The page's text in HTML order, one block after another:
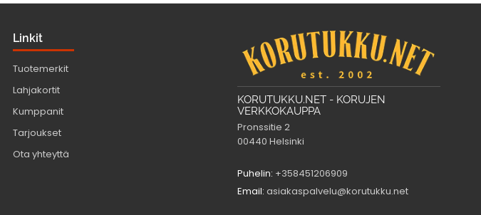
Linkit
Tuotemerkit
Lahjakortit
Kumppanit
Tarjoukset
Ota yhteyttä
KORUTUKKU.NET - KORUJEN
VERKKOKAUPPA
Pronssitie 2
00440 Helsinki
Puhelin: +358451206909
Email: asiakaspalvelu@korutukku.net